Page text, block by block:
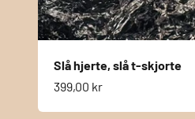
Slå hjerte, slå t-skjorte
Salgspris
399,00 kr